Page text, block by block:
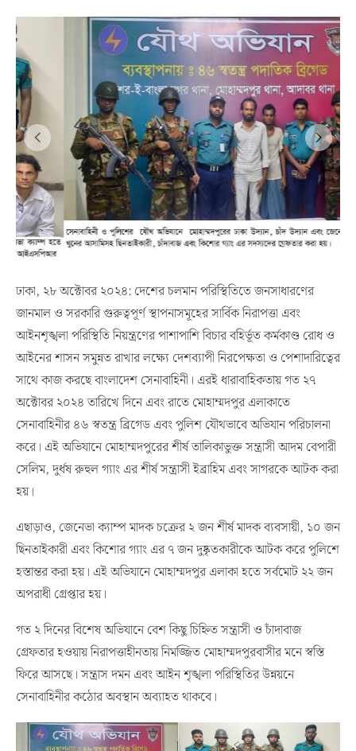
ঢাকা, ২৮ অক্টোবর ২০২৪: দেশের চলমান পরিস্থিতিতে জনসাধারণের
জানমাল ও সরকারি গুরুত্বপূর্ণ স্থাপনাসমূহের সার্বিক নিরাপত্তা এবং
আইনশৃঙ্খলা পরিস্থিতি নিয়ন্ত্রণের পাশাপাশি বিচার বহির্ভূত কর্মকাণ্ড রোধ ও
আইনের শাসন সমুন্নত রাখার লক্ষ্যে দেশব্যাপী নিরপেক্ষতা ও পেশাদারিত্বের
সাথে কাজ করছে বাংলাদেশ সেনাবাহিনী। এরই ধারাবাহিকতায় গত ২৭
অক্টোবর ২০২৪ তারিখে দিনে এবং রাতে মোহাম্মদপুর এলাকাতে
সেনাবাহিনীর ৪৬ স্বতন্ত্র ব্রিগেড এবং পুলিশ যৌথভাবে অভিযান পরিচালনা
করে। এই অভিযানে মোহাম্মদপুরের শীর্ষ তালিকাভুক্ত সন্ত্রাসী আদম বেপারী
সেলিম, দুর্ধষ রুহুল গ্যাং এর শীর্ষ সন্ত্রাসী ইব্রাহিম এবং সাগরকে আটক করা
হয়।
এছাড়াও, জেনেভা ক্যাম্প মাদক চক্রের ২ জন শীর্ষ মাদক ব্যবসায়ী, ১০ জন
ছিনতাইকারী এবং কিশোর গ্যাং এর ৭ জন দুষ্কৃতকারীকে আটক করে পুলিশে
হস্তান্তর করা হয়। এই অভিযানে মোহাম্মদপুর এলাকা হতে সর্বমোট ২২ জন
অপরাধী গ্রেপ্তার হয়।
গত ২ দিনের বিশেষ অভিযানে বেশ কিছু চিহ্নিত সন্ত্রাসী ও চাঁদাবাজ
গ্রেফতার হওয়ায় নিরাপত্তাহীনতায় নিমজ্জিত মোহাম্মদপুরবাসীর মনে স্বস্তি
ফিরে আসছে। সন্ত্রাস দমন এবং আইন শৃঙ্খলা পরিস্থিতির উন্নয়নে
সেনাবাহিনীর কঠোর অবস্থান অব্যাহত থাকবে।